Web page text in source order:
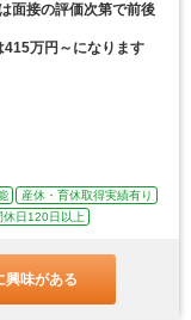
面接の評価次第で前後
万円～になります
産休・育休取得実績有り
休日120日以上
興味がある